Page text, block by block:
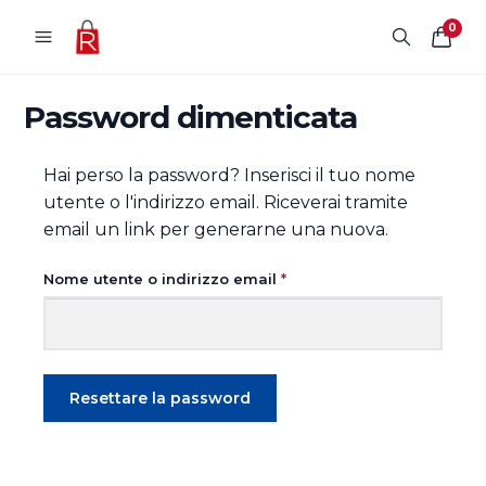
0
Password dimenticata
Hai perso la password? Inserisci il tuo nome
utente o l'indirizzo email. Riceverai tramite
email un link per generarne una nuova.
Nome utente o indirizzo email*Richiesto
Resettare la password